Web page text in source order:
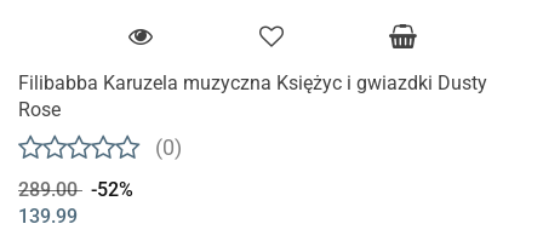
Filibabba Karuzela muzyczna Księżyc i gwiazdki Dusty
Rose
(0)
289.00 -52%
139.99